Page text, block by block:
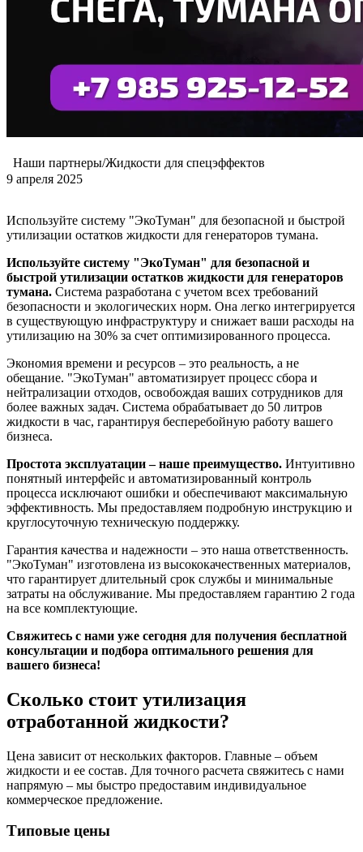
Наши партнеры/Жидкости для спецэффектов
9 апреля 2025
Используйте систему "ЭкоТуман" для безопасной и быстрой
утилизации остатков жидкости для генераторов тумана.
Используйте систему "ЭкоТуман" для безопасной и
быстрой утилизации остатков жидкости для генераторов
тумана. Система разработана с учетом всех требований
безопасности и экологических норм. Она легко интегрируется
в существующую инфраструктуру и снижает ваши расходы на
утилизацию на 30% за счет оптимизированного процесса.
Экономия времени и ресурсов – это реальность, а не
обещание. "ЭкоТуман" автоматизирует процесс сбора и
нейтрализации отходов, освобождая ваших сотрудников для
более важных задач. Система обрабатывает до 50 литров
жидкости в час, гарантируя бесперебойную работу вашего
бизнеса.
Простота эксплуатации – наше преимущество. Интуитивно
понятный интерфейс и автоматизированный контроль
процесса исключают ошибки и обеспечивают максимальную
эффективность. Мы предоставляем подробную инструкцию и
круглосуточную техническую поддержку.
Гарантия качества и надежности – это наша ответственность.
"ЭкоТуман" изготовлена из высококачественных материалов,
что гарантирует длительный срок службы и минимальные
затраты на обслуживание. Мы предоставляем гарантию 2 года
на все комплектующие.
Свяжитесь с нами уже сегодня для получения бесплатной
консультации и подбора оптимального решения для
вашего бизнеса!
Сколько стоит утилизация
отработанной жидкости?
Цена зависит от нескольких факторов. Главные – объем
жидкости и ее состав. Для точного расчета свяжитесь с нами
напрямую – мы быстро предоставим индивидуальное
коммерческое предложение.
Типовые цены